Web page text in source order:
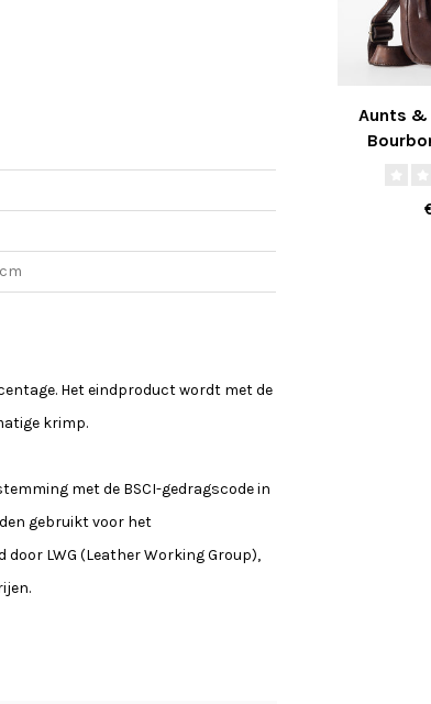
Het eindproduct wordt met de
krimp.
met de BSCI-gedragscode in
gebruikt voor het
LWG (Leather Working Group),
Aunts &